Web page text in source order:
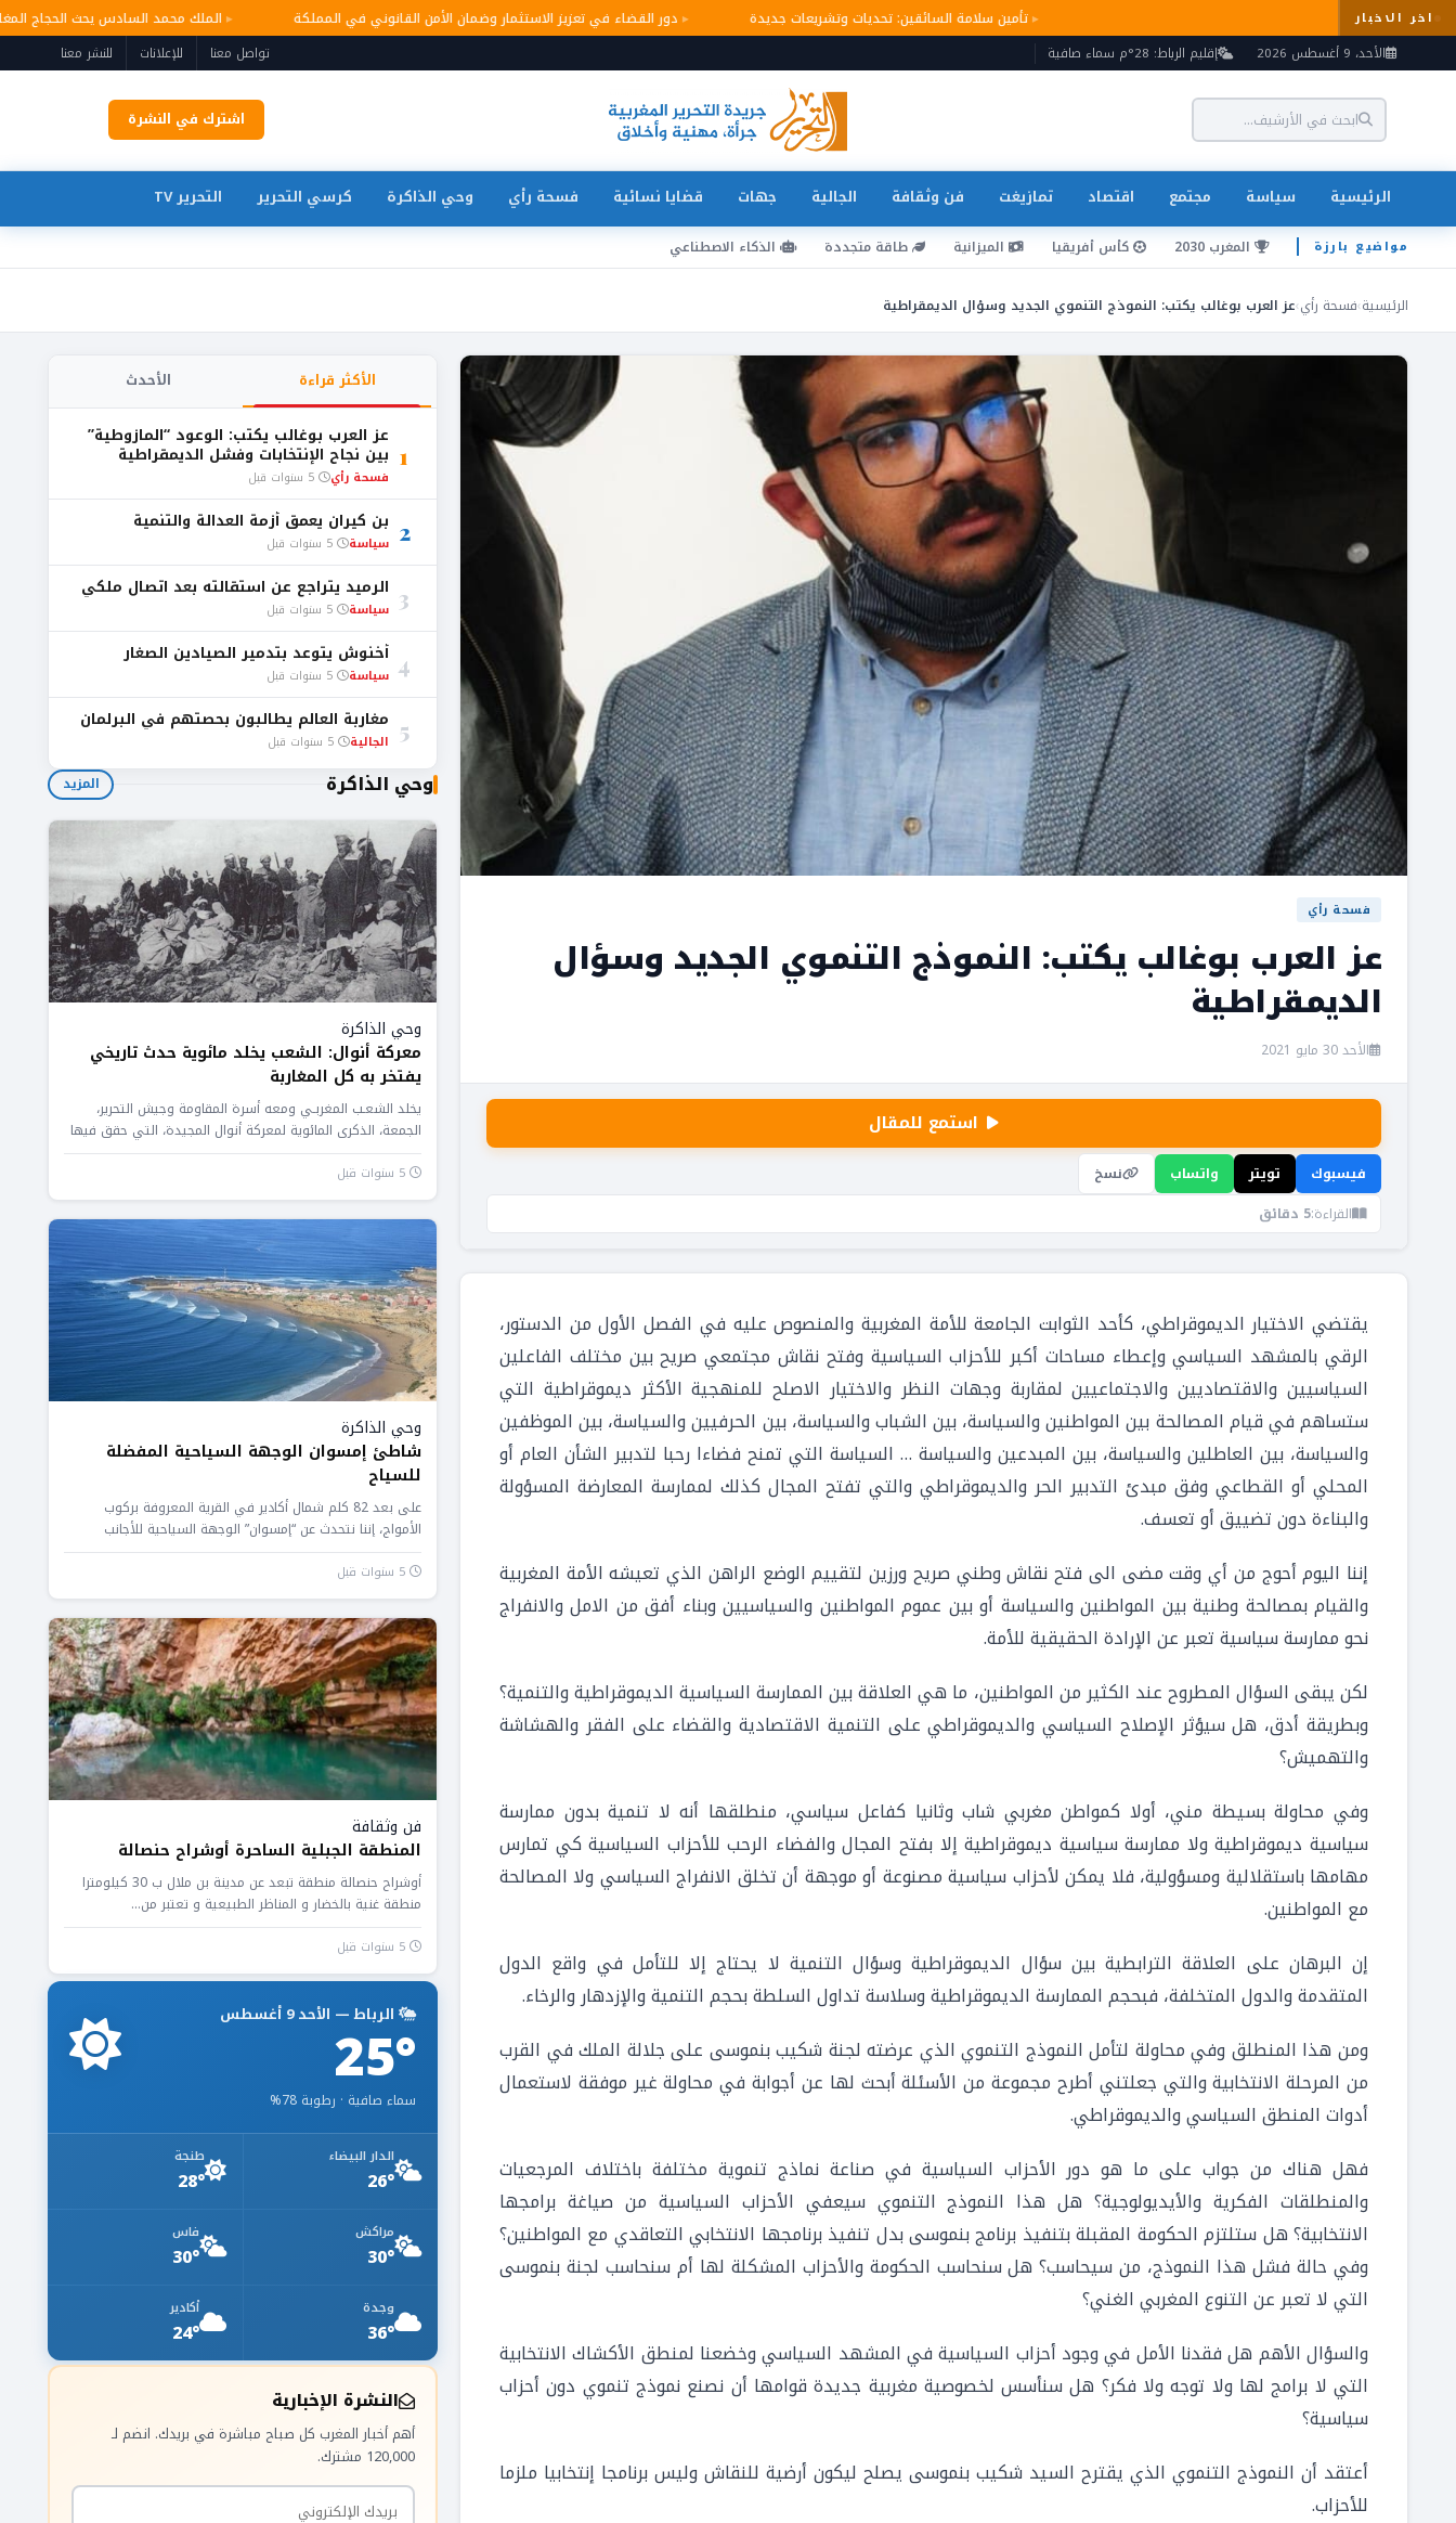
اخر الاخبار تأمين سلامة السائقين: تحديات وتشريعات جديدة دور القضاء في تعزيز الاستثمار وضمان الأمن القانوني في المملكة
الملك محمد السادس يحث الحجاج
الأحد، 9 أغسطس 2026
إقليم الرباط: 28°م سماء صافية تواصل معنا للإعلانات للنشر معنا
اشترك في النشرة
الرئيسية سياسة مجتمع اقتصاد تمازيغت فن وثقافة الجالية جهات قضايا نسائية فسحة رأي وحي الذاكرة كرسي التحرير التحرير TV
مواضيع بارزة المغرب 2030 كأس أفريقيا الميزانية طاقة متجددة الذكاء الاصطناعي
الرئيسية›فسحة رأي›عز العرب بوغالب يكتب: النموذج التنموي الجديد وسؤال الديمقراطية
فسحة رأي
عز العرب بوغالب يكتب: النموذج التنموي الجديد وسؤال
الديمقراطية
الأحد 30 مايو 2021
استمع للمقال
فيسبوك تويتر واتساب
نسخ
القراءة:5 دقائق
يقتضي الاختيار الديموقراطي، كأحد الثوابت الجامعة للأمة المغربية والمنصوص عليه في الفصل الأول من الدستور،
الرقي بالمشهد السياسي وإعطاء مساحات أكبر للأحزاب السياسية وفتح نقاش مجتمعي صريح بين مختلف الفاعلين
السياسيين والاقتصاديين والاجتماعيين لمقاربة وجهات النظر والاختيار الاصلح للمنهجية الأكثر ديموقراطية التي
ستساهم في قيام المصالحة بين المواطنين والسياسة، بين الشباب والسياسة، بين الحرفيين والسياسة، بين الموظفين
والسياسة، بين العاطلين والسياسة، بين المبدعين والسياسة … السياسة التي تمنح فضاءا رحبا لتدبير الشأن العام أو
المحلي أو القطاعي وفق مبدئ التدبير الحر والديموقراطي والتي تفتح المجال كذلك لممارسة المعارضة المسؤولة
والبناءة دون تضييق أو تعسف.
إننا اليوم أحوج من أي وقت مضى الى فتح نقاش وطني صريح ورزين لتقييم الوضع الراهن الذي تعيشه الأمة المغربية
والقيام بمصالحة وطنية بين المواطنين والسياسة أو بين عموم المواطنين والسياسيين وبناء أفق من الامل والانفراج
نحو ممارسة سياسية تعبر عن الإرادة الحقيقية للأمة.
لكن يبقى السؤال المطروح عند الكثير من المواطنين، ما هي العلاقة بين الممارسة السياسية الديموقراطية والتنمية؟
وبطريقة أدق، هل سيؤثر الإصلاح السياسي والديموقراطي على التنمية الاقتصادية والقضاء على الفقر والهشاشة
والتهميش؟
وفي محاولة بسيطة مني، أولا كمواطن مغربي شاب وثانيا كفاعل سياسي، منطلقها أنه لا تنمية بدون ممارسة
سياسية ديموقراطية ولا ممارسة سياسية ديموقراطية إلا بفتح المجال والفضاء الرحب للأحزاب السياسية كي تمارس
مهامها باستقلالية ومسؤولية، فلا يمكن لأحزاب سياسية مصنوعة أو موجهة أن تخلق الانفراج السياسي ولا المصالحة
مع المواطنين.
إن البرهان على العلاقة الترابطية بين سؤال الديموقراطية وسؤال التنمية لا يحتاج إلا للتأمل في واقع الدول
المتقدمة والدول المتخلفة، فبحجم الممارسة الديموقراطية وسلاسة تداول السلطة بحجم التنمية والإزدهار والرخاء.
ومن هذا المنطلق وفي محاولة لتأمل النموذج التنموي الذي عرضته لجنة شكيب بنموسى على جلالة الملك في القرب
من المرحلة الانتخابية والتي جعلتني أطرح مجموعة من الأسئلة أبحث لها عن أجوابة في محاولة غير موفقة لاستعمال
أدوات المنطق السياسي والديموقراطي.
فهل هناك من جواب على ما هو دور الأحزاب السياسية في صناعة نماذج تنموية مختلفة باختلاف المرجعيات
والمنطلقات الفكرية والأيديولوجية؟ هل هذا النموذج التنموي سيعفي الأحزاب السياسية من صياغة برامجها
الانتخابية؟ هل ستلتزم الحكومة المقبلة بتنفيذ برنامج بنموسى بدل تنفيذ برنامجها الانتخابي التعاقدي مع المواطنين؟
وفي حالة فشل هذا النموذج، من سيحاسب؟ هل سنحاسب الحكومة والأحزاب المشكلة لها أم سنحاسب لجنة بنموسى
التي لا تعبر عن التنوع المغربي الغني؟
والسؤال الأهم هل فقدنا الأمل في وجود أحزاب السياسية في المشهد السياسي وخضعنا لمنطق الأكشاك الانتخابية
التي لا برامج لها ولا توجه ولا فكر؟ هل سنأسس لخصوصية مغربية جديدة قوامها أن نصنع نموذج تنموي دون أحزاب
سياسية؟
أعتقد أن النموذج التنموي الذي يقترح السيد شكيب بنموسى يصلح ليكون أرضية للنقاش وليس برنامجا إنتخابيا ملزما
للأحزاب.
الأكثر قراءة الأحدث
1
عز العرب بوغالب يكتب: الوعود “المازوطية”
بين نجاح الإنتخابات وفشل الديمقراطية
فسحة رأي
2 بن كيران يعمق أزمة العدالة والتنمية
سياسة
3 الرميد يتراجع عن استقالته بعد اتصال ملكي
سياسة
4 أخنوش يتوعد بتدمير الصيادين الصغار
سياسة
5 مغاربة العالم يطالبون بحصتهم في البرلمان
الجالية
وحي الذاكرة المزيد
وحي الذاكرة
معركة أنوال: الشعب يخلد مائوية حدث تاريخي
يفتخر به كل المغاربة
يخلد الشعـب المغربـي ومعه أسرة المقاومة وجيش التحرير،
الجمعة، الذكرى المائوية لمعركة أنوال المجيدة، التي حقق فيها
المقاومون والمجاهدون المغاربة...
وحي الذاكرة
شاطئ إمسوان الوجهة السياحية المفضلة
للسياح
على بعد 82 كلم شمال أكادير في القرية المعروفة بركوب
الأمواج، إننا نتحدث عن “إمسوان” الوجهة السياحية للأجانب
والمغاربة، حيث...
فن وثقافة
المنطقة الجبلية الساحرة أوشراح حنصالة
أوشراح حنصالة منطقة تبعد عن مدينة بن ملال ب 30 كيلومترا
منطقة غنية بالخضار و المناظر الطبيعية و تعتبر من...
الرباط — الأحد 9 أغسطس
25°
سماء صافية · رطوبة 78%
الدار البيضاء
26°
طنجة
28°
مراكش
30°
فاس
30°
وجدة
36°
أكادير
24°
النشرة الإخبارية
أهم أخبار المغرب كل صباح مباشرة في بريدك. انضم لـ
120,000 مشترك.